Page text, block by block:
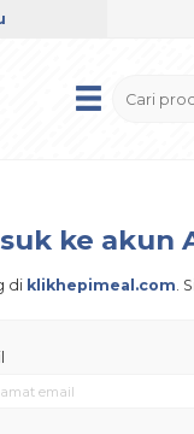
ke akun
di klikhepimeal.com .